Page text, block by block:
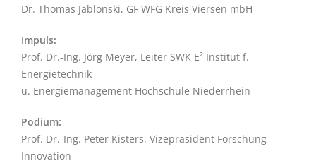
Dr. Thomas Jablonski, GF WFG Kreis Viersen mbH
Impuls:
Prof. Dr.-Ing. Jörg Meyer, Leiter SWK E² Institut f.
Energietechnik
u. Energiemanagement Hochschule Niederrhein
Podium:
Prof. Dr.-Ing. Peter Kisters, Vizepräsident Forschung
Innovation